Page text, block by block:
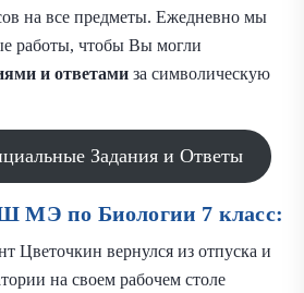
на все предметы. Ежедневно мы
работы, чтобы Вы могли
и ответами за символическую
Задания и Ответы
МЭ по Биологии 7 класс:
Цветочкин вернулся из отпуска и
на своем рабочем столе